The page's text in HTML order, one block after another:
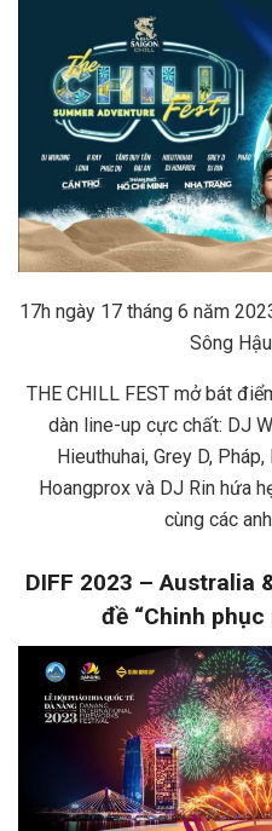
17h ngày 17 tháng 6 năm
Sông
THE CHILL FEST mở bát
dàn line-up cực chất: DJ
Hieuthuhai, Grey D,
Hoangprox và DJ Rin hứa
cùng các
DIFF 2023 – Australia
đề “Chinh